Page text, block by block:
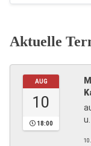
Aktuelle
AUG
10
18:00